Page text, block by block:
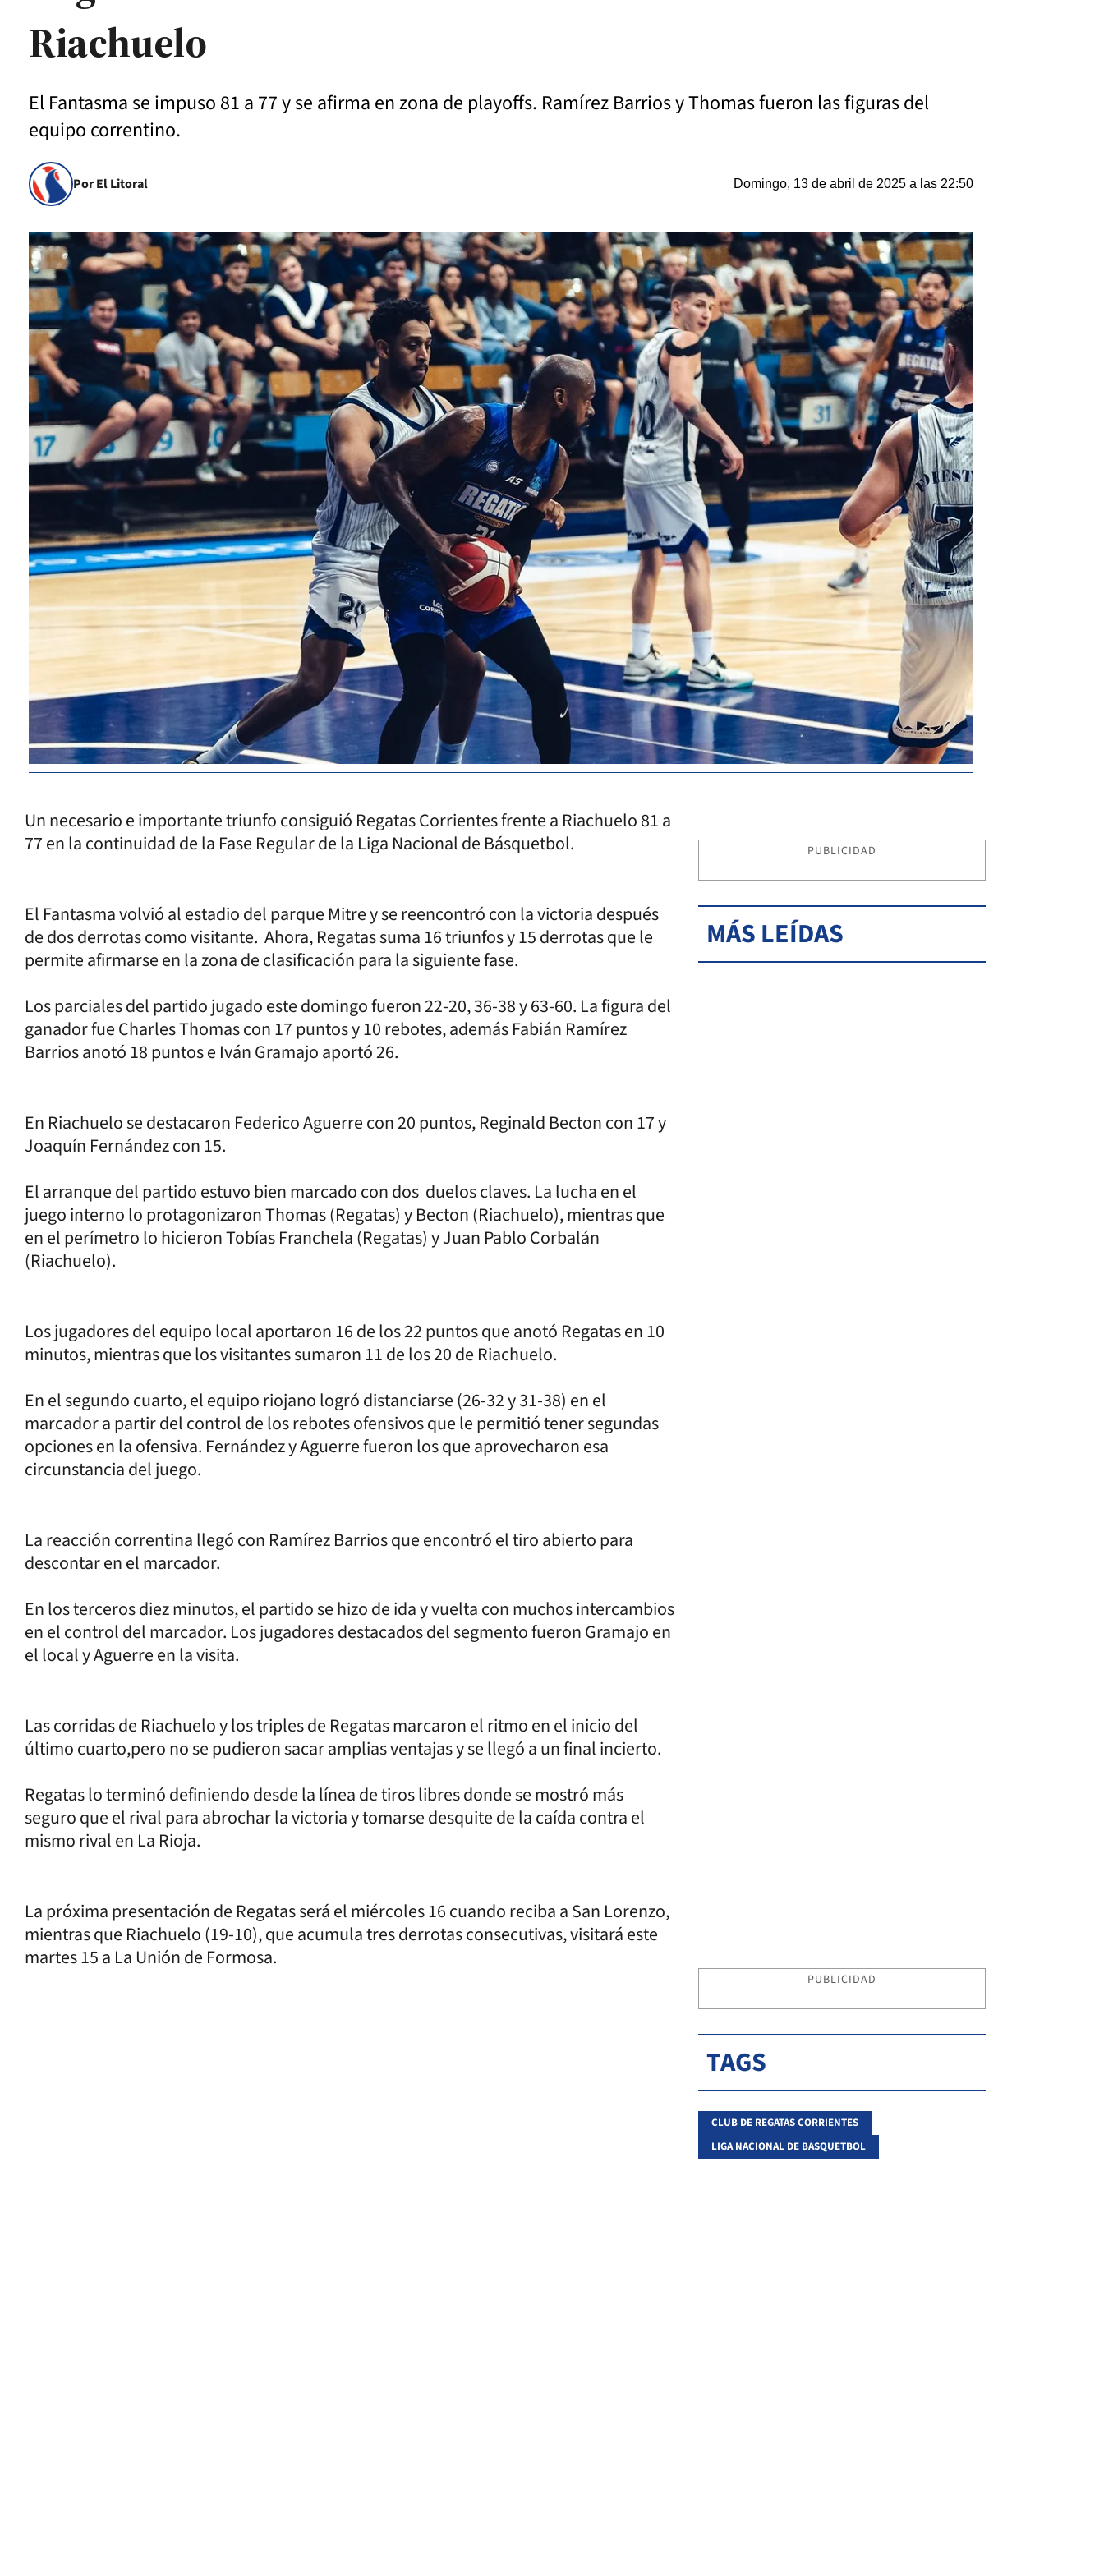
Riachuelo
El Fantasma se impuso 81 a 77 y se afirma en zona de playoffs. Ramírez Barrios y Thomas fueron las figuras del
equipo correntino.
Por El Litoral Domingo, 13 de abril de 2025 a las 22:50
Un necesario e importante triunfo consiguió Regatas Corrientes frente a Riachuelo 81 a
77 en la continuidad de la Fase Regular de la Liga Nacional de Básquetbol.
El Fantasma volvió al estadio del parque Mitre y se reencontró con la victoria después
de dos derrotas como visitante. Ahora, Regatas suma 16 triunfos y 15 derrotas que le
permite afirmarse en la zona de clasificación para la siguiente fase.
Los parciales del partido jugado este domingo fueron 22-20, 36-38 y 63-60. La figura del
ganador fue Charles Thomas con 17 puntos y 10 rebotes, además Fabián Ramírez
Barrios anotó 18 puntos e Iván Gramajo aportó 26.
En Riachuelo se destacaron Federico Aguerre con 20 puntos, Reginald Becton con 17 y
Joaquín Fernández con 15.
El arranque del partido estuvo bien marcado con dos duelos claves. La lucha en el
juego interno lo protagonizaron Thomas (Regatas) y Becton (Riachuelo), mientras que
en el perímetro lo hicieron Tobías Franchela (Regatas) y Juan Pablo Corbalán
(Riachuelo).
Los jugadores del equipo local aportaron 16 de los 22 puntos que anotó Regatas en 10
minutos, mientras que los visitantes sumaron 11 de los 20 de Riachuelo.
En el segundo cuarto, el equipo riojano logró distanciarse (26-32 y 31-38) en el
marcador a partir del control de los rebotes ofensivos que le permitió tener segundas
opciones en la ofensiva. Fernández y Aguerre fueron los que aprovecharon esa
circunstancia del juego.
La reacción correntina llegó con Ramírez Barrios que encontró el tiro abierto para
descontar en el marcador.
En los terceros diez minutos, el partido se hizo de ida y vuelta con muchos intercambios
en el control del marcador. Los jugadores destacados del segmento fueron Gramajo en
el local y Aguerre en la visita.
Las corridas de Riachuelo y los triples de Regatas marcaron el ritmo en el inicio del
último cuarto,pero no se pudieron sacar amplias ventajas y se llegó a un final incierto.
Regatas lo terminó definiendo desde la línea de tiros libres donde se mostró más
seguro que el rival para abrochar la victoria y tomarse desquite de la caída contra el
mismo rival en La Rioja.
La próxima presentación de Regatas será el miércoles 16 cuando reciba a San Lorenzo,
mientras que Riachuelo (19-10), que acumula tres derrotas consecutivas, visitará este
martes 15 a La Unión de Formosa.
PUBLICIDAD
MÁS LEÍDAS
PUBLICIDAD
TAGS
CLUB DE REGATAS CORRIENTES
LIGA NACIONAL DE BASQUETBOL